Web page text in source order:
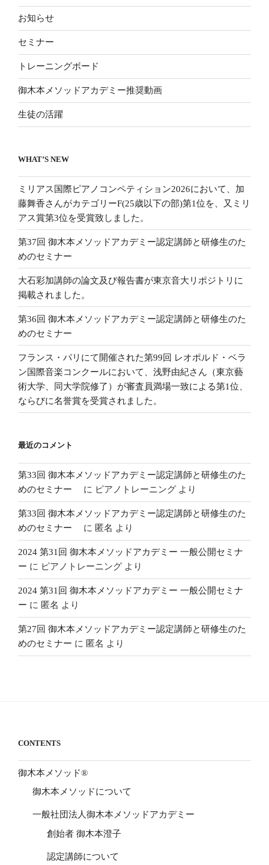
お知らせ
セミナー
トレーニングボード
御木本メソッドアカデミー推奨動画
生徒の活躍
WHAT’S NEW
ミリアス国際ピアノコンペティション2026において、加
藤舞香さんがカテゴリーF(25歳以下の部)第1位を、又ミリ
アス賞第3位を受賞致しました。
第37回 御木本メソッドアカデミー認定講師と研修生のた
めのセミナー
大石彩加講師の論文及び報告書が東京音大リポジトリに
掲載されました。
第36回 御木本メソッドアカデミー認定講師と研修生のた
めのセミナー
フランス・パリにて開催された第99回 レオポルド・ベラ
ン国際音楽コンクールにおいて、浅野由紀さん（東京藝
術大学、同大学院修了）が審査員満場一致による第1位、
ならびに名誉賞を受賞されました。
最近のコメント
第33回 御木本メソッドアカデミー認定講師と研修生のた
めのセミナー
に ピアノトレーニング より
第33回 御木本メソッドアカデミー認定講師と研修生のた
めのセミナー
に 匿名 より
2024 第31回 御木本メソッドアカデミー 一般公開セミナ
ー に ピアノトレーニング より
2024 第31回 御木本メソッドアカデミー 一般公開セミナ
ー に 匿名 より
第27回 御木本メソッドアカデミー認定講師と研修生のた
めのセミナー に 匿名 より
CONTENTS
御木本メソッド®
御木本メソッドについて
一般社団法人御木本メソッドアカデミー
創始者 御木本澄子
認定講師について